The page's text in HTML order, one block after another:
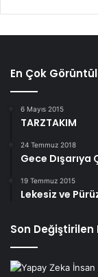
En Çok
6 Mayıs 2015
TARZTAKIM
24 Temmuz 2018
Gece Dışarıya
19 Temmuz 2015
Lekesiz ve
Son